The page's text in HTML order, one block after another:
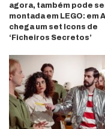
agora, também pode
montada em LEGO: em
chega um set Icons de
‘Ficheiros Secretos’